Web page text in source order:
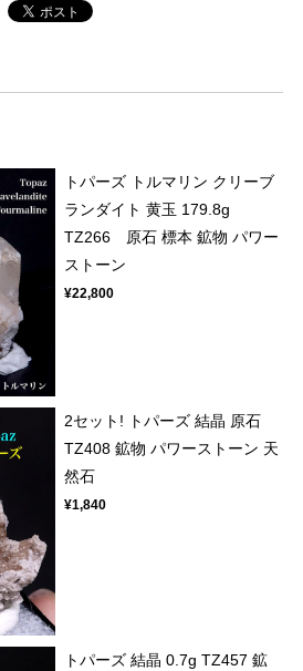
トパーズ トルマリン クリーブ
ランダイト 黄玉 179.8g
TZ266 原石 標本 鉱物 パワー
ストーン
¥22,800
2セット! トパーズ 結晶 原石
TZ408 鉱物 パワーストーン 天
然石
¥1,840
トパーズ 結晶 0.7g TZ457 鉱